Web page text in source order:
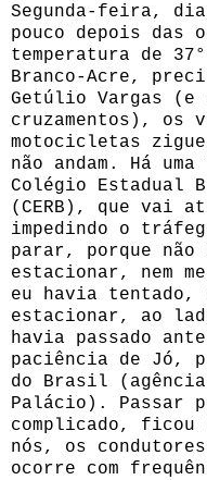
Segunda-feira, dia
pouco depois das
temperatura de
Branco-Acre,
Getúlio Vargas (e
cruzamentos), os
motocicletas
não andam. Há
Colégio Estadual
(CERB), que vai
impedindo o
parar, porque não
estacionar, nem
eu havia tentado,
estacionar, ao
havia passado
paciência de Jó,
do Brasil
Palácio). Passar
complicado, ficou
nós, os
ocorre com